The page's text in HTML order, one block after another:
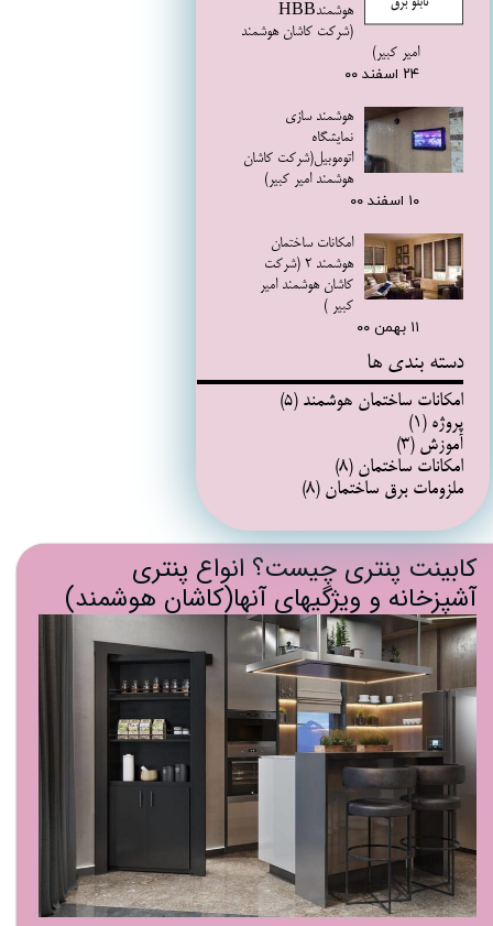
کابینت پنتری چیست؟ انواع پنتری
آشپزخانه و ویژگیهای آنها(کاشان هوشمند)
دسته بندی ها
امکانات ساختمان هوشمند (۵)
پروژه (۱)
آموزش (۳)
امکانات ساختمان (۸)
ملزومات برق ساختمان (۸)
هوشمندHBB
(شرکت کاشان هوشمند
امیر کبیر)
۲۴ اسفند ۰۰
هوشمند سازی
نمایشگاه
اتوموبیل(شرکت کاشان
هوشمند امیر کبیر)
۱۰ اسفند ۰۰
امکانات ساختمان
هوشمند 2 (شرکت
کاشان هوشمند امیر
کبیر )
۱۱ بهمن ۰۰